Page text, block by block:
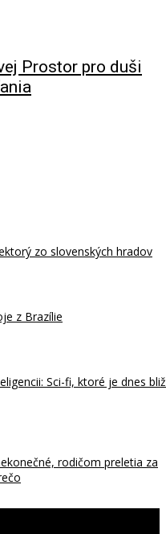
Prostor pro duši
zo slovenských hradov
z Brazílie
Sci-fi, ktoré je dnes
rodičom preletia za